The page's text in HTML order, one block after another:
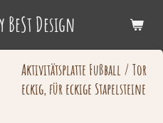
Design
Aktivitätsplatte Fußball / Tor
eckig, für eckige Stapelsteine